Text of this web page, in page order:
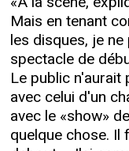
Mais en tenant
les disques, je
spectacle de
Le public
avec celui d'un
avec le «show»
quelque chose. Il